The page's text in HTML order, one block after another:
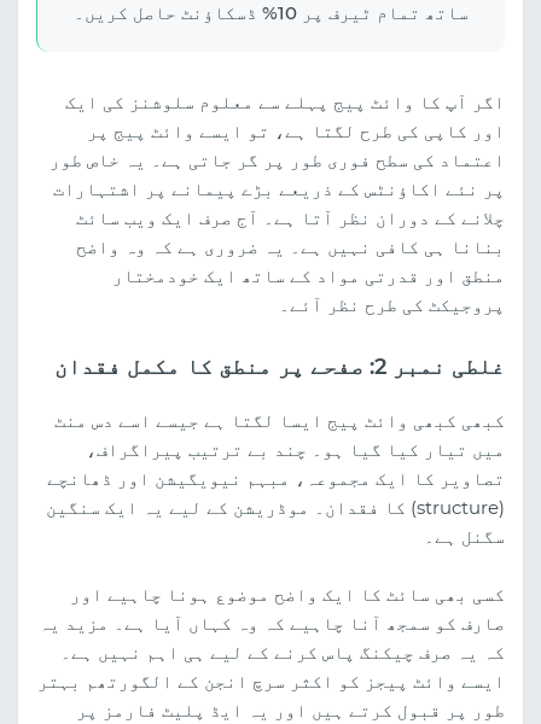
ساتھ تمام ٹیرف پر 10% ڈسکاؤنٹ حاصل کریں۔
اگر آپ کا وائٹ پیج پہلے سے معلوم سلوشنز کی ایک
اور کاپی کی طرح لگتا ہے، تو ایسے وائٹ پیج پر
اعتماد کی سطح فوری طور پر گر جاتی ہے۔ یہ خاص طور
پر نئے اکاؤنٹس کے ذریعے بڑے پیمانے پر اشتہارات
چلانے کے دوران نظر آتا ہے۔ آج صرف ایک ویب سائٹ
بنانا ہی کافی نہیں ہے۔ یہ ضروری ہے کہ وہ واضح
منطق اور قدرتی مواد کے ساتھ ایک خودمختار
پروجیکٹ کی طرح نظر آئے۔
غلطی نمبر 2: صفحے پر منطق کا مکمل فقدان
کبھی کبھی وائٹ پیج ایسا لگتا ہے جیسے اسے دس منٹ
میں تیار کیا گیا ہو۔ چند بے ترتیب پیراگراف،
تصاویر کا ایک مجموعہ، مبہم نیویگیشن اور ڈھانچے
(structure) کا فقدان۔ موڈریشن کے لیے یہ ایک سنگین
سگنل ہے۔
کسی بھی سائٹ کا ایک واضح موضوع ہونا چاہیے اور
صارف کو سمجھ آنا چاہیے کہ وہ کہاں آیا ہے۔ مزید یہ
کہ یہ صرف چیکنگ پاس کرنے کے لیے ہی اہم نہیں ہے۔
ایسے وائٹ پیجز کو اکثر سرچ انجن کے الگورتھم بہتر
طور پر قبول کرتے ہیں اور یہ ایڈ پلیٹ فارمز پر